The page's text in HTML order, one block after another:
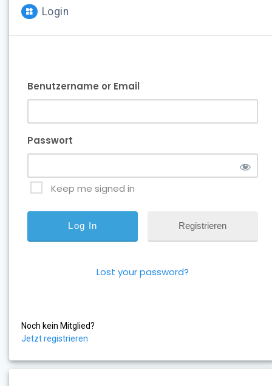
Login
Benutzername or Email
Passwort
Keep me signed in
Registrieren
Lost your password?
Noch kein Mitglied?
Jetzt registrieren